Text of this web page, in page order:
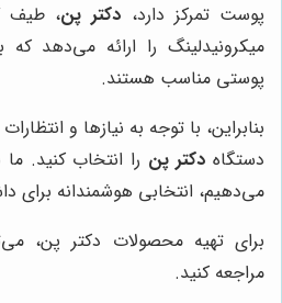
پوست تمرکز دارد، دکتر پن، طیف
میکرونیدلینگ را ارائه می‌دهد که
پوستی مناسب هستند.
بنابراین، با توجه به نیازها و
دستگاه دکتر پن را انتخاب کنید.
می‌دهیم، انتخابی هوشمندانه برای
برای تهیه محصولات دکتر پن،
مراجعه کنید.